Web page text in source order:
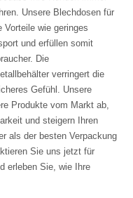
Unsere Blechdosen für
Vorteile wie geringes
und erfüllen somit
Die
verringert die
Gefühl. Unsere
Produkte vom Markt ab,
und steigern Ihren
als der besten Verpackung
Sie uns jetzt für
erleben Sie, wie Ihre